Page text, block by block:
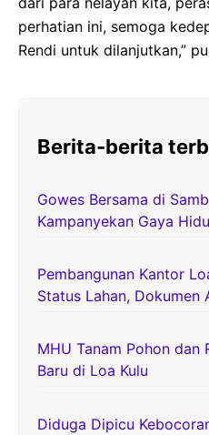
perhatian ini, semoga
Rendi untuk dilanjutkan,”
Berita-berita
Gowes Bersama di
Kampanyekan Gaya
Pembangunan Kantor
Status Lahan, Dokumen
MHU Tanam Pohon dan
Baru di Loa Kulu
Diduga Dipicu